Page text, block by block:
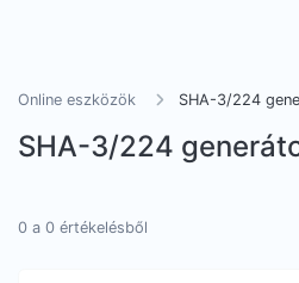
Online eszközök SHA-3/224
SHA-3/224
0 a 0 értékelésből